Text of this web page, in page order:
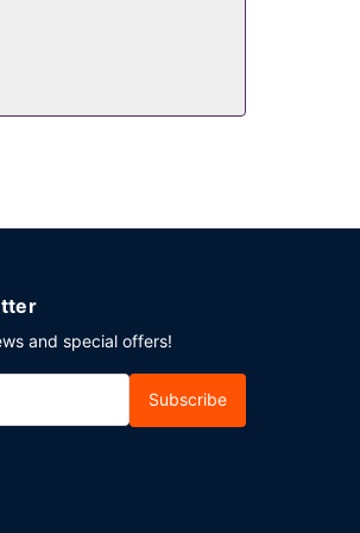
and special offers!
Subscribe